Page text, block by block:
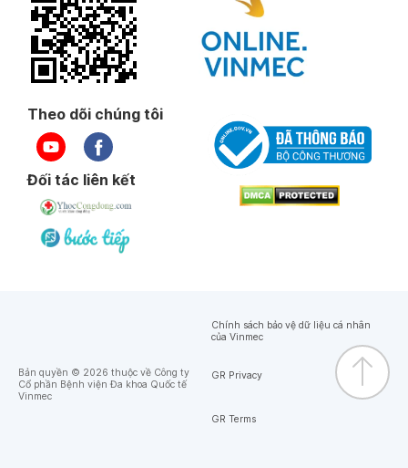
Theo dõi chúng tôi
Đối tác liên kết
Bản quyền © 2026 thuộc về Công ty
Cổ phần Bệnh viện Đa khoa Quốc tế
Vinmec
Chính sách bảo vệ dữ liệu cá nhân
của Vinmec
GR Privacy
GR Terms